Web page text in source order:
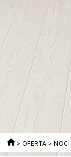
> OFERTA >NOGI